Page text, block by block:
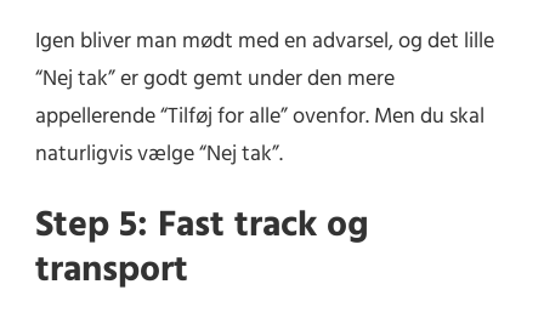
Igen bliver man mødt med en advarsel, og det lille
“Nej tak” er godt gemt under den mere
appellerende “Tilføj for alle” ovenfor. Men du skal
naturligvis vælge “Nej tak”.
Step 5: Fast track og
transport